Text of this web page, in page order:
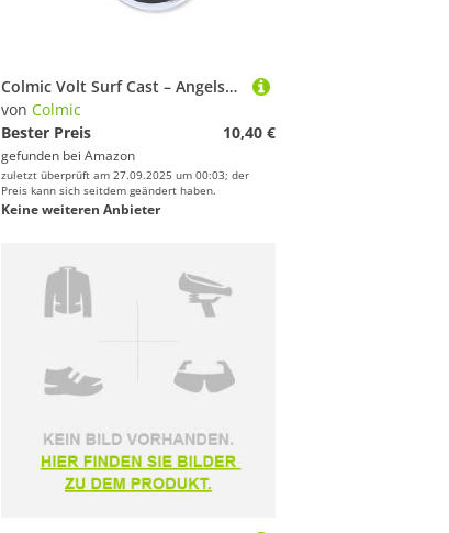
Colmic Volt Surf Cast – Angelschnur aus Nylon, hergestellt in Japan, hohe Abriebfestigkeit, Anti-Twist, Fluorinharzbeschichtung – Spule 150 m/300 m/1000 m/2000 m (150 m – Durchmesser: 0,168)
von Colmic
Bester Preis
10,40 €
gefunden bei Amazon
zuletzt überprüft am 27.09.2025 um 00:03; der
Preis kann sich seitdem geändert haben.
Keine weiteren Anbieter